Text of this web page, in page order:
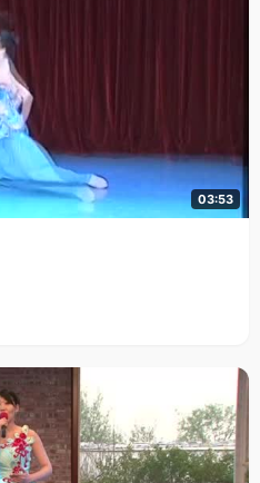
警醒自己，鼓励自己。 方洋有数
学考试，其他小朋友都是100分，而
奥赛的成绩也很不好，给了方洋一个
惧症，怕做数学题，成绩也起伏不
是办法吧，就试着去克服心理障
且专门找那种难题。刚开始还有些害
想，一步一步分析，慢慢的，做题思
对数学开窍了，终于过了一个心里的
说，"看，这是我第一次养长头发，我
点点野性，从小不喜欢女孩子的东
折腾，爬树摘果子，下河去堵鱼，挖
趣班，爸爸妈妈也觉得小孩子天性不
"，方洋在一堆小朋友里算是比较有点
洋的主意，"我对自然的东西，未知的
的彩页，讲述了世界各地的风土人
动家里的小地球仪，辨识这些国家的
的梦想就是当一个背包客，走过世界
的方式暂时慰藉一下自己渴望的心
《森林之歌》、《我们的自然》等上
》是方洋每期必看的节目。"那些记录
，引人深思，而且刚好契合了我好奇
激和挑战性勾起了爱好冒险的方洋的
是个机会也是个挑战，我希望自己能
03:53